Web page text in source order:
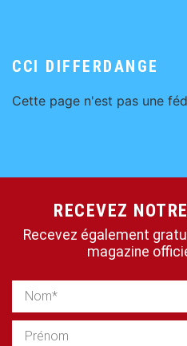
CCI DIFFERDANGE
Cette page n'est pas une
RECEVEZ
Recevez également
magazine